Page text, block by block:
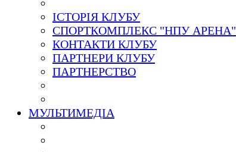
ІСТОРІЯ КЛУБУ
СПОРТКОМПЛЕКС "НПУ АРЕНА"
КОНТАКТИ КЛУБУ
ПАРТНЕРИ КЛУБУ
ПАРТНЕРСТВО
МУЛЬТИМЕДІА